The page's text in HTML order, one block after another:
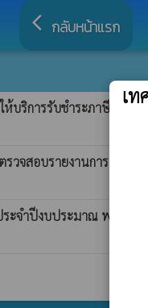
arrow_back_ios กลับหน้าแรก
ให้บริการรับชำระภาษีป้า
รวจสอบรายงานการเงิน
ประจำปีงบประมาณ พ.ศ.
เ